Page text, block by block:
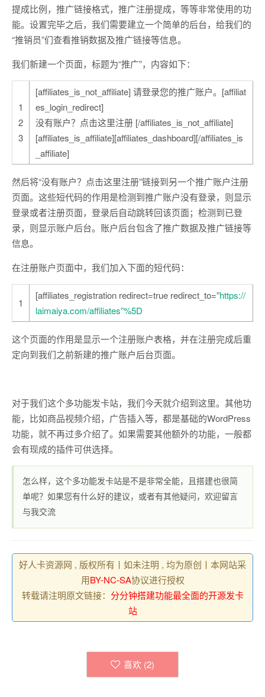
提成比例，推广链接格式，推广注册提成，等等非常使用的功
能。设置完毕之后，我们需要建立一个简单的后台，给我们的
“推销员”们查看推销数据及推广链接等信息。
我们新建一个页面，标题为“推广”，内容如下：
1
2
3
[affiliates_is_not_affiliate] 请登录您的推广账户。[affiliat
es_login_redirect]
没有账户？点击这里注册 [/affiliates_is_not_affiliate]
[affiliates_is_affiliate][affiliates_dashboard][/affiliates_is
_affiliate]
然后将“没有账户？点击这里注册”链接到另一个推广账户注册
页面。这些短代码的作用是检测到推广账户没有登录，则显示
登录或者注册页面，登录后自动跳转回该页面；检测到已登
录，则显示账户后台。账户后台包含了推广数据及推广链接等
信息。
在注册账户页面中，我们加入下面的短代码：
1
[affiliates_registration redirect=true redirect_to=”https://
laimaiya.com/affiliates”%5D
这个页面的作用是显示一个注册账户表格，并在注册完成后重
定向到我们之前新建的推广账户后台页面。
对于我们这个多功能发卡站，我们今天就介绍到这里。其他功
能，比如商品视频介绍，广告插入等，都是基础的WordPress
功能，就不再过多介绍了。如果需要其他额外的功能，一般都
会有现成的插件可供选择。
怎么样，这个多功能发卡站是不是非常全能，且搭建也很简
单呢？如果您有什么好的建议，或者有其他疑问，欢迎留言
与我交流
好人卡资源网 , 版权所有丨如未注明 , 均为原创丨本网站采
用BY-NC-SA协议进行授权
转载请注明原文链接： 分分钟搭建功能最全面的开源发卡
站
喜欢 (2)